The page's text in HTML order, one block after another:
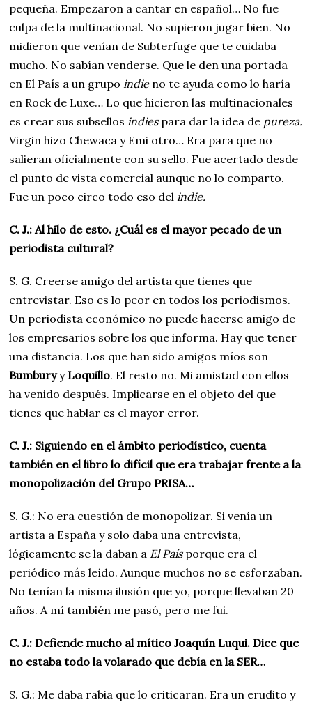
pequeña. Empezaron a cantar en español… No fue
culpa de la multinacional. No supieron jugar bien. No
midieron que venían de Subterfuge que te cuidaba
mucho. No sabían venderse. Que le den una portada
en El País a un grupo indieno te ayuda como lo haría
en Rock de Luxe… Lo que hicieron las multinacionales
es crear sus subsellos indiespara dar la idea de pureza.
Virgin hizo Chewaca y Emi otro… Era para que no
salieran oficialmente con su sello. Fue acertado desde
el punto de vista comercial aunque no lo comparto.
Fue un poco circo todo eso del indie.
C. J.: Al hilo de esto. ¿Cuál es el mayor pecado de un
periodista cultural?
S. G. Creerse amigo del artista que tienes que
entrevistar. Eso es lo peor en todos los periodismos.
Un periodista económico no puede hacerse amigo de
los empresarios sobre los que informa. Hay que tener
una distancia. Los que han sido amigos míos son
Bumburyy Loquillo. El resto no. Mi amistad con ellos
ha venido después. Implicarse en el objeto del que
tienes que hablar es el mayor error.
C. J.: Siguiendo en el ámbito periodístico, cuenta
también en el libro lo difícil que era trabajar frente a la
monopolización del Grupo PRISA…
S. G.: No era cuestión de monopolizar. Si venía un
artista a España y solo daba una entrevista,
lógicamente se la daban a El País porque era el
periódico más leído. Aunque muchos no se esforzaban.
No tenían la misma ilusión que yo, porque llevaban 20
años. A mí también me pasó, pero me fui.
C. J.: Defiende mucho al mítico Joaquín Luqui. Dice que
no estaba todo la volarado que debía en la SER…
S. G.: Me daba rabia que lo criticaran. Era un erudito y